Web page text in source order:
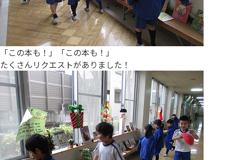
「この本も！」「この本も！」
たくさんリクエストがありました！